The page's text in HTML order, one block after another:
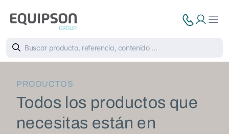
PRODUCTOS
Todos los productos que
necesitas están en